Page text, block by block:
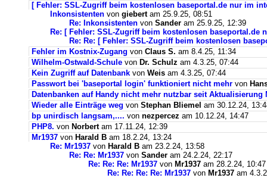
[ Fehler: SSL-Zugriff beim kostenlosen baseportal.de nur im
Inkonsistenten von giebertam 25.9.25, 08:51
Re: Inkonsistenten von Sander am 25.9.25, 12:39
Re: [ Fehler: SSL-Zugriff beim kostenlosen baseportal.de
Re: Re: [ Fehler: SSL-Zugriff beim kostenlosen
Fehler im Kostnix-Zugang von Claus S. am 8.4.25, 11:34
Wilhelm-Ostwald-Schule von Dr. Schulz am 4.3.25, 07:44
Kein Zugriff auf Datenbank von Weis am 4.3.25, 07:44
Passwort bei 'baseportal login' funktioniert nicht mehr von
Datenbanken auf Handy nicht mehr nutzbar seit Aktualisierung
Wieder alle Einträge weg von Stephan Bliemel am 30.12.24,
bp unirdisch langsam,.... von nezpercez am 10.12.24, 14:47
PHP8. von Norbertam 17.11.24, 12:39
Mr1937 von Harald B am 18.2.24, 13:24
Re: Mr1937 von Harald B am 23.2.24, 13:58
Re: Re: Mr1937 von Sander am 24.2.24, 22:17
Re: Re: Re: Mr1937 von Mr1937 am 28.2.24, 10:47
Re: Re: Re: Re: Mr1937 von Mr1937 am